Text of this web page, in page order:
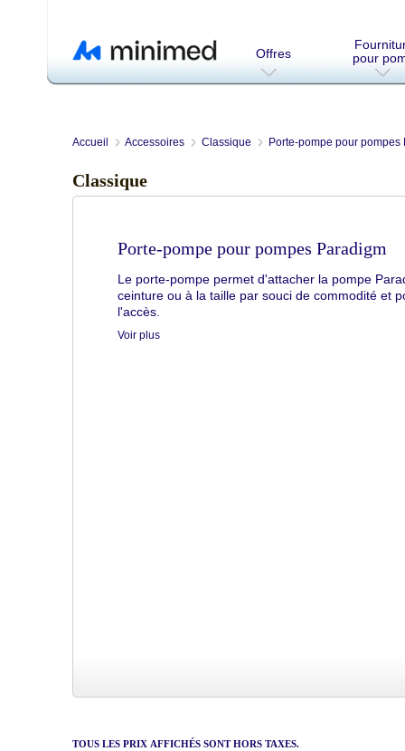
Offres
pour
Accueil Accessoires Classique Porte-pompe pour pompes
Classique
Porte-pompe pour pompes Paradigm
Le porte-pompe permet d'attacher la pompe
ceinture ou à la taille par souci de commodité et
l'accès.
Voir plus
TOUS LES PRIX AFFICHÉS SONT HORS TAXES.